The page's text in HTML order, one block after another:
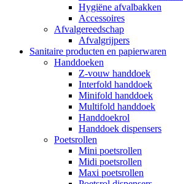
Hygiëne afvalbakken
Accessoires
Afvalgereedschap
Afvalgrijpers
Sanitaire producten en papierwaren
Handdoeken
Z-vouw handdoek
Interfold handdoek
Minifold handdoek
Multifold handdoek
Handdoekrol
Handdoek dispensers
Poetsrollen
Mini poetsrollen
Midi poetsrollen
Maxi poetsrollen